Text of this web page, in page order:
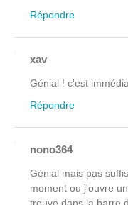
Répondre
xav
Génial ! c'est
Répondre
nono364
Génial mais pas
moment ou j'ouvre